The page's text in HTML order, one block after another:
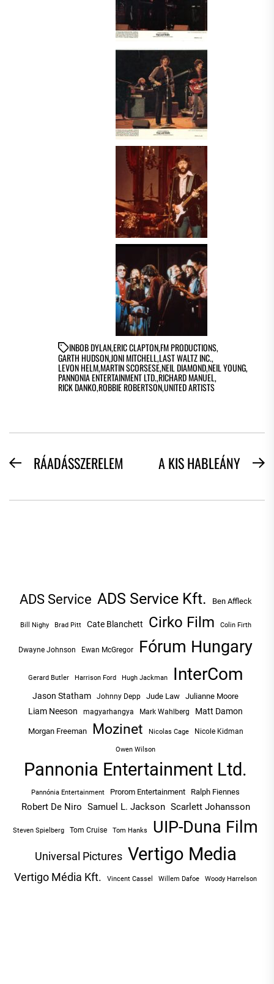
INBOB DYLAN,ERIC CLAPTON,FM PRODUCTIONS,
GARTH HUDSON,JONI MITCHELL,LAST WALTZ INC.,
LEVON HELM,MARTIN SCORSESE,NEIL DIAMOND,NEIL YOUNG,
PANNONIA ENTERTAINMENT LTD.,RICHARD MANUEL,
RICK DANKO,ROBBIE ROBERTSON,UNITED ARTISTS
BEJEGYZÉS
PreviousRÁADÁSSZERELEM A KIS HABLEÁNY
ADS Service ADS Service Kft. Ben Affleck
Bill Nighy Brad Pitt Cate Blanchett Cirko Film Colin Firth
Dwayne Johnson Ewan McGregor Fórum Hungary
Gerard Butler Harrison Ford Hugh Jackman InterCom
Jason Statham Johnny Depp Jude Law Julianne Moore
Liam Neeson magyarhangya Mark Wahlberg Matt Damon
Morgan Freeman Mozinet Nicolas Cage Nicole Kidman
Owen Wilson
Pannonia Entertainment Ltd.
Pannónia Entertainment Prorom Entertainment Ralph Fiennes
Robert De Niro Samuel L. Jackson Scarlett Johansson
Steven Spielberg Tom Cruise Tom Hanks UIP-Duna Film
Universal Pictures Vertigo Media
Vertigo Média Kft. Vincent Cassel Willem Dafoe Woody Harrelson